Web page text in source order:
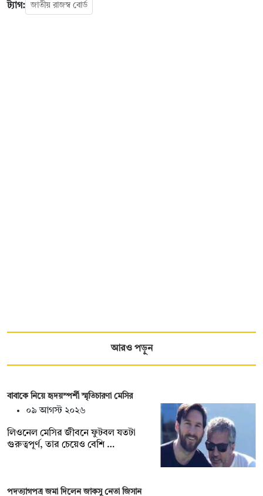
ট্যাগ: জাতীয় রাজস্ব বোর্ড
আরও পড়ুন
বাবাকে নিয়ে হৃদয়স্পর্শী স্মৃতিচারণা মেসির
০৯ আগস্ট ২০২৬
লিওনেল মেসির জীবনে ফুটবল যতটা
গুরুত্বপূর্ণ, তার চেয়েও বেশি …
পদত্যাগপত্র জমা দিলেন জাকসু নেতা জিসান